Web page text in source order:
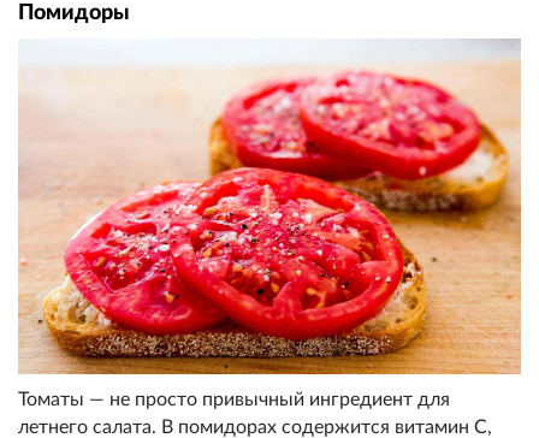
Помидоры
Томаты — не просто привычный ингредиент для
летнего салата. В помидорах содержится витамин С,